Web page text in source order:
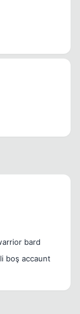
bard
boş accaunt